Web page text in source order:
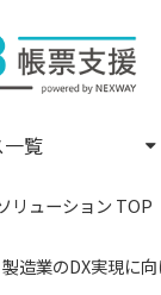
覧
リューション TOP
造業のDX実現に